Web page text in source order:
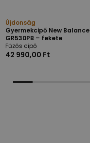
Újdonság
Gyermekcipő New Balance
GR530PB – fekete
Fűzős cipő
42 990,00 Ft